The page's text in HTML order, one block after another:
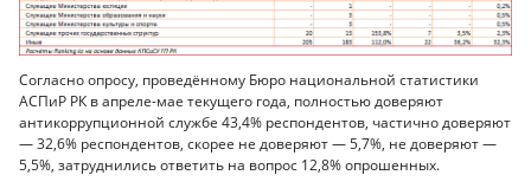
Согласно опросу, проведённому Бюро национальной статистики
АСПиР РК в апреле-мае текущего года, полностью доверяют
антикоррупционной службе 43,4% респондентов, частично доверяют
— 32,6% респондентов, скорее не доверяют — 5,7%, не доверяют —
5,5%, затруднились ответить на вопрос 12,8% опрошенных.